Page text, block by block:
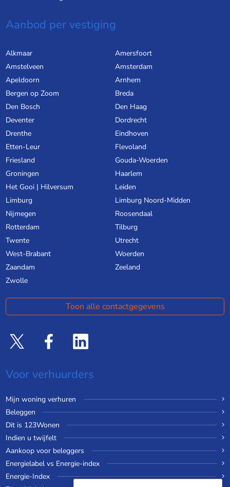
Aanbod per vestiging
Alkmaar
Amersfoort
Amstelveen
Amsterdam
Apeldoorn
Arnhem
Bergen op Zoom
Breda
Den Bosch
Den Haag
Deventer
Dordrecht
Drenthe
Eindhoven
Etten-Leur
Flevoland
Friesland
Gouda-Woerden
Groningen
Haarlem
Het Gooi | Hilversum
Leiden
Limburg
Limburg Noord-Midden
Nijmegen
Roosendaal
Rotterdam
Tilburg
Twente
Utrecht
West-Brabant
Woerden
Zaandam
Zeeland
Zwolle
Toon alle contactgegevens
Voor verhuurders
Mijn woning verhuren
Beleggen
Dit is 123Wonen
Indien u twijfelt
Aankoop voor beleggers
Energielabel vs Energie-index
Energie-Index